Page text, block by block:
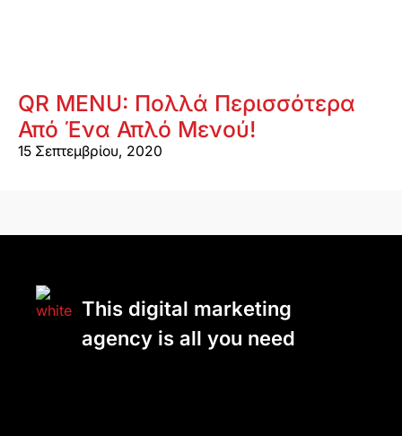
QR MENU: Πολλά Περισσότερα
Από Ένα Απλό Μενού!
15 Σεπτεμβρίου, 2020
This digital marketing
agency is all you need